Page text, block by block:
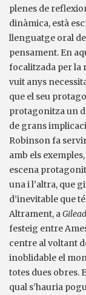
plenes de
dinàmica, està
llenguatge oral
pensament. En
focalitzada per la
vuit anys
que el seu
protagonitza un
de grans
Robinson fa
amb els exemples,
escena
una i l’altra, que
d’inevitable que
Altrament, a Gilead
festeig entre
centre al voltant
inoblidable el
totes dues obres.
qual s’hauria